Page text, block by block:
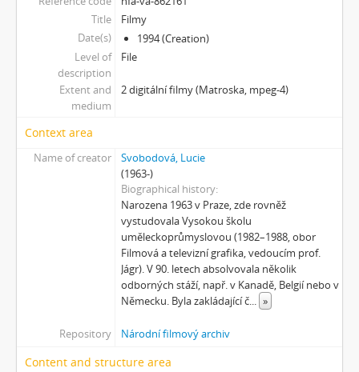
[Subseries] Míchačka
[Subseries] Kapusta
[Subseries] Turista
[Subseries] Dům daleko
[Subseries] Bosákové hody
[Subseries] Suchá u Nejdku
[Subseries] Wilsonova svatba
[Subseries] Zkušebna v Argentinské
[Subseries] Hanibalova svatba
[Subseries] Klukovice, Bondy
[Subseries] Samizdat
[Subseries] Psychodrama
[Subseries] Mumlava
[Subseries] Zívrovy Prachovské skály
[Subseries] Cesta
[Subseries] Javorovým dolem
[Subseries] Milada
Title
Filmy
Date(s)
1994 (Creation)
Level of
description
File
Extent and
medium
2 digitální filmy (Matroska, mpeg-4)
Context area
Name of creator
Svobodová, Lucie
(1963-)
Biographical history
Narozena 1963 v Praze, zde rovněž
vystudovala Vysokou školu
uměleckoprůmyslovou (1982–1988, obor
Filmová a televizní grafika, vedoucím prof.
Jágr). V 90. letech absolvovala několik
odborných stáží, např. v Kanadě, Belgií nebo v
Německu. Byla zakládající č... »
Repository Národní filmový archiv
Content and structure area